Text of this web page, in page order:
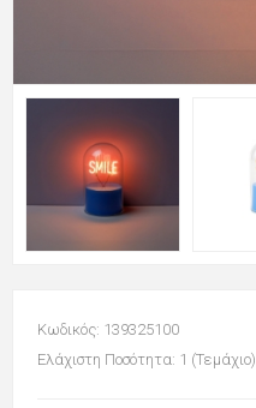
Κωδικός: 139325100
Ελάχιστη Ποσότητα: 1 (Τεμάχιο)